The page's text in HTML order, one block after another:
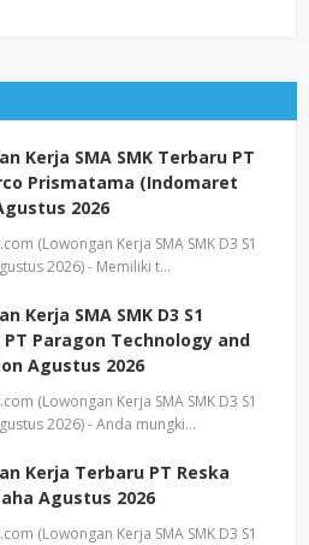
Kerja SMA SMK Terbaru PT
Prismatama (Indomaret
2026
(Lowongan Kerja SMA SMK D3 S1
2026) - Memiliki t…
Kerja SMA SMK D3 S1
Paragon Technology and
Agustus 2026
(Lowongan Kerja SMA SMK D3 S1
2026) - Anda mungki…
Kerja Terbaru PT Reska
Agustus 2026
(Lowongan Kerja SMA SMK D3 S1